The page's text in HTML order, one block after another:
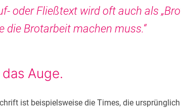
oder Fließtext wird oft auch als
die Brotarbeit machen muss.“
Auge.
ist beispielsweise die Times, die